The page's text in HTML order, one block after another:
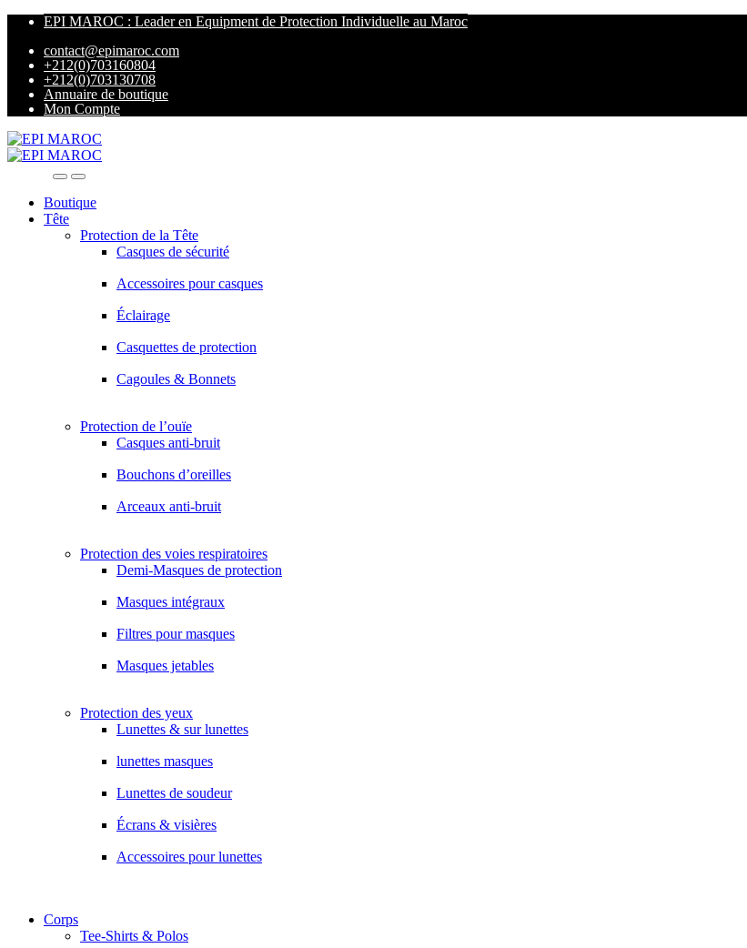
EPI MAROC : Leader en Equipment de Protection Individuelle au Maroc
contact@epimaroc.com
+212(0)703160804
+212(0)703130708
Annuaire de boutique
Mon Compte
Boutique
Tête
Protection de la Tête
Casques de sécurité
Accessoires pour casques
Éclairage
Casquettes de protection
Cagoules & Bonnets
Protection de l’ouïe
Casques anti-bruit
Bouchons d’oreilles
Arceaux anti-bruit
Protection des voies respiratoires
Demi-Masques de protection
Masques intégraux
Filtres pour masques
Masques jetables
Protection des yeux
Lunettes & sur lunettes
lunettes masques
Lunettes de soudeur
Écrans & visières
Accessoires pour lunettes
Corps
Tee-Shirts & Polos